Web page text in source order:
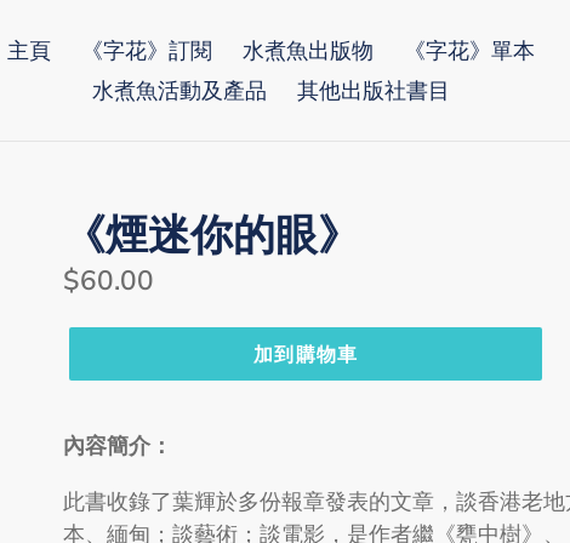
主頁 《字花》訂閱 水煮魚出版物
《字花》單本
水煮魚活動及產品
其他出版社書目
《煙迷你的眼》
Regular
price
$60.00
加到購物車
內容簡介：
此書收錄了葉輝於多份報章發表的文章，談香港老
本、緬甸；談藝術；談電影，是作者繼《甕中樹》、